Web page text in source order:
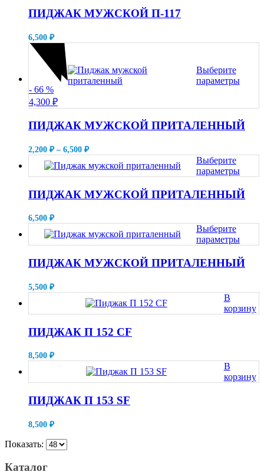
вариаций.
выбрать
на
товара.
ПИДЖАК МУЖСКОЙ П-117
6,500 ₽
- 66 %
4,300 ₽
Выберите
параметры
имеет
несколько
вариаций.
можно
выбрать
на
товара.
ПИДЖАК МУЖСКОЙ ПРИТАЛЕННЫЙ
2,200 ₽ – 6,500 ₽Диапазон
цен:
2,200 ₽
–
Выберите
параметры
товар
имеет
вариаций.
Опции
можно
на
ПИДЖАК МУЖСКОЙ ПРИТАЛЕННЫЙ
6,500 ₽
Выберите
параметры
товар
имеет
вариаций.
Опции
можно
ПИДЖАК МУЖСКОЙ ПРИТАЛЕННЫЙ
5,500 ₽
В
корзину
ПИДЖАК П 152 CF
8,500 ₽
В
корзину
ПИДЖАК П 153 SF
8,500 ₽
Показать:
Каталог